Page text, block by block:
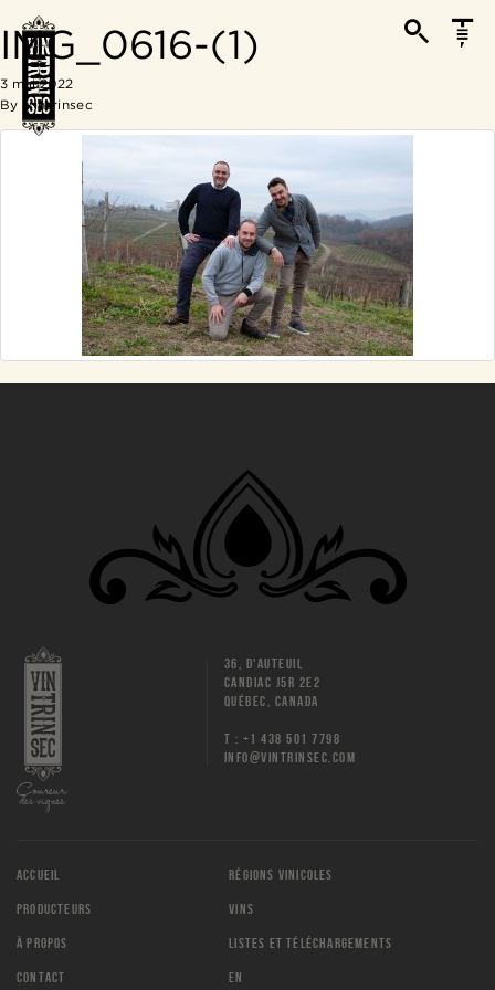
IMG_0616-(1)
3 mai 2022
By
Vintrinsec
36, D'AUTEUIL
CANDIAC J5R 2E2
QUÉBEC, CANADA
T : +1 438 501 7798
INFO@VINTRINSEC.COM
ACCUEIL RÉGIONS VINICOLES
PRODUCTEURS VINS
À PROPOS LISTES ET TÉLÉCHARGEMENTS
CONTACT EN